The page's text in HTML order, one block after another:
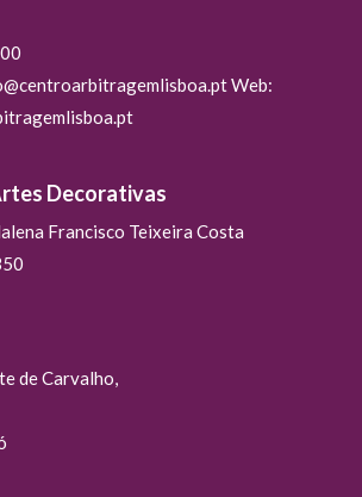
Web:
Decorativas
Francisco Teixeira Costa
de Carvalho,